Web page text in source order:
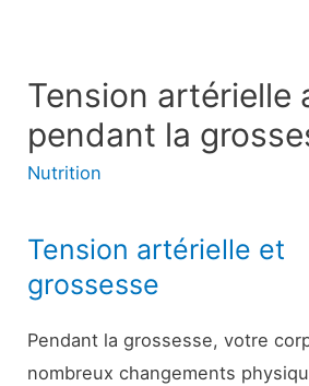
Tension artérielle
pendant la
Nutrition
Tension artérielle et
grossesse
Pendant la grossesse, votre
nombreux changements